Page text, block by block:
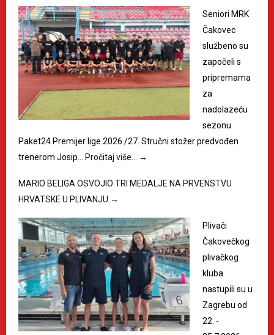
Seniori MRK
Čakovec
službeno su
započeli s
pripremama
za
nadolazeću
sezonu
Paket24 Premijer lige 2026./27. Stručni stožer predvođen
trenerom Josip… Pročitaj više… →
MARIO BELIGA OSVOJIO TRI MEDALJE NA PRVENSTVU
HRVATSKE U PLIVANJU →
Plivači
Čakovečkog
plivačkog
kluba
nastupili su u
Zagrebu od
22. -